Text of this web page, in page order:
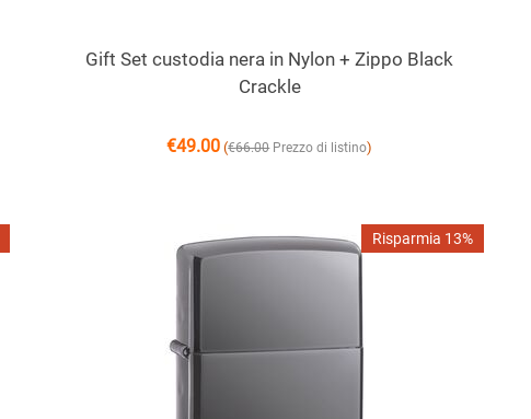
Gift Set custodia nera in Nylon + Zippo Black
Crackle
€49.00 (€66.00 Prezzo di listino)
Risparmia 13%